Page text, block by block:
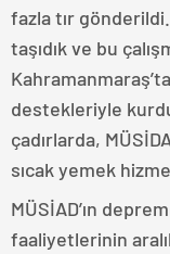
fazla tır
taşıdık ve bu
destekleriyle
çadırlarda,
sıcak yemek
MÜSİAD’ın
faaliyetlerinin